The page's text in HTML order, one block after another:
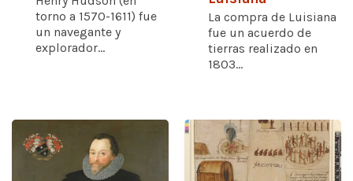
torno a 1570-1611) fue
un navegante y
explorador...
La compra de Luisiana
fue un acuerdo de
tierras realizado en
1803...